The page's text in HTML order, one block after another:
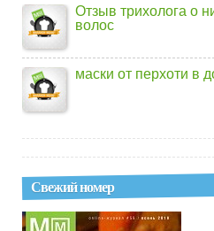
Отзыв трихолога о
волос
маски от перхоти в
Свежий номер